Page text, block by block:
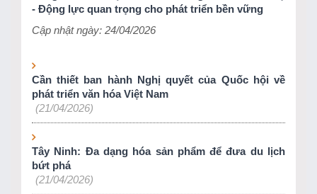
- Động lực quan trọng cho phát triển bền vững
Cập nhật ngày: 24/04/2026
Cần thiết ban hành Nghị quyết của Quốc hội về
phát triển văn hóa Việt Nam
(21/04/2026)
Tây Ninh: Đa dạng hóa sản phẩm để đưa du lịch
bứt phá
(21/04/2026)